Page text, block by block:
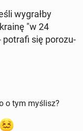
wy­grał­by
"w 24
potrafi się po­ro­zu­
o tym myślisz?